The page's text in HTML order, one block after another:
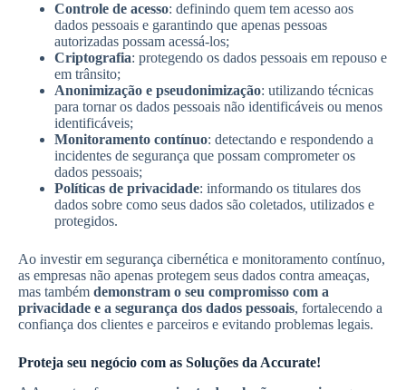
Controle de acesso: definindo quem tem acesso aos
dados pessoais e garantindo que apenas pessoas
autorizadas possam acessá-los;
Criptografia: protegendo os dados pessoais em repouso e
em trânsito;
Anonimização e pseudonimização: utilizando técnicas
para tornar os dados pessoais não identificáveis ou menos
identificáveis;
Monitoramento contínuo: detectando e respondendo a
incidentes de segurança que possam comprometer os
dados pessoais;
Políticas de privacidade: informando os titulares dos
dados sobre como seus dados são coletados, utilizados e
protegidos.
Ao investir em segurança cibernética e monitoramento contínuo,
as empresas não apenas protegem seus dados contra ameaças,
mas também demonstram o seu compromisso com a
privacidade e a segurança dos dados pessoais, fortalecendo a
confiança dos clientes e parceiros e evitando problemas legais.
Proteja seu negócio com as Soluções da Accurate!